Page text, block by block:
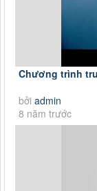
Chương trình
bởi admin
8 năm trước